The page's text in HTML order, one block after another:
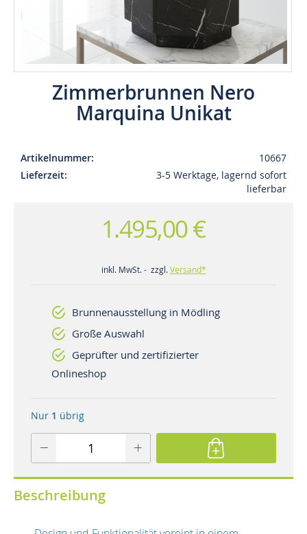
Zimmerbrunnen Nero
Marquina Unikat
Artikelnummer
10667
Lieferzeit
3-5 Werktage, lagernd sofort
lieferbar
1.495,00 €
inkl. MwSt. - zzgl.Versand*
Brunnenausstellung in Mödling
Große Auswahl
Geprüfter und zertifizierter
Onlineshop
Nur 1 übrig
Beschreibung